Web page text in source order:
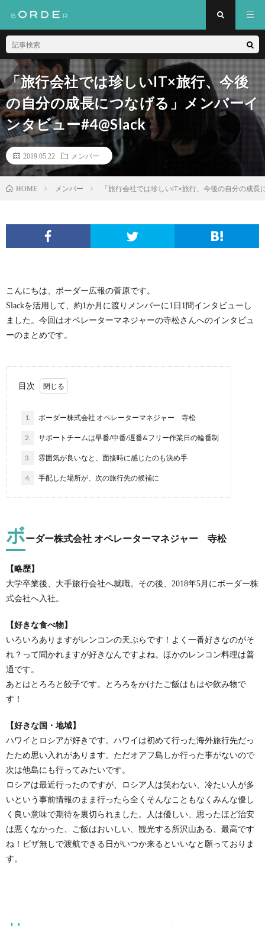
「旅行会社では珍しいIT×旅行、今後
の自分の成長につなげる」メンバーイ
ンタビュー#4@Slack
2019.05.22 メンバー
HOME メンバー 「旅行会社では珍しいIT×旅行、今後の自分の成
こんにちは、ボーダー広報の菅原です。
Slackを活用して、約1か月に渡りメンバーに1日1問インタビューし
ました。今回はオペレーターマネジャーの寺松さんへのインタビュ
ーのまとめです。
目次
1. ボーダー株式会社 オペレーターマネジャー 寺松
2. サポートチームは早番/中番/遅番&フリー作業日の輪番制
3. 雰囲気が良いなと、面接時に感じたのも決め手
4. 手配した場所が、次の旅行先の候補に
ボーダー株式会社 オペレーターマネジャー 寺松
【略歴】
大学卒業後、大手旅行会社へ就職。その後、2018年5月にボーダー株
式会社へ入社。
【好きな食べ物】
いろいろありますがレンコンの天ぷらです！よく一番好きなのがそ
れ？って聞かれますが好きなんですよね。ほかのレンコン料理は普
通です。
あとはとろろと餃子です。とろろをかけたご飯はもはや飲み物で
す！
【好きな国・地域】
ハワイとロシアが好きです。ハワイは初めて行った海外旅行先だっ
たため思い入れがあります。ただオアフ島しか行った事がないので
次は他島にも行ってみたいです。
ロシアは最近行ったのですが、ロシア人は笑わない、冷たい人が多
いという事前情報のまま行ったら全くそんなこともなくみんな優し
く良い意味で期待を裏切られました。人は優しい、思ったほど治安
は悪くなかった、ご飯はおいしい、観光する所沢山ある、最高です
ね！ビザ無しで渡航できる日がいつか来るといいなと願っておりま
す。